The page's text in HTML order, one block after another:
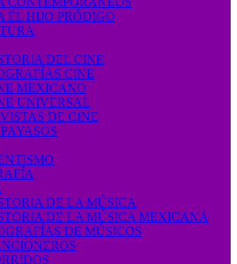
EL HIJO PRÓDIGO
DEL CINE
CINE
MEXICANO
UNIVERSAL
DE CINE
DE LA MÚSICA
DE LA MÚSICA MEXICANA
DE MÚSICOS